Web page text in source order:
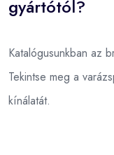
gyártótól?
Katalógusunkban az
Tekintse meg a
kínálatát.